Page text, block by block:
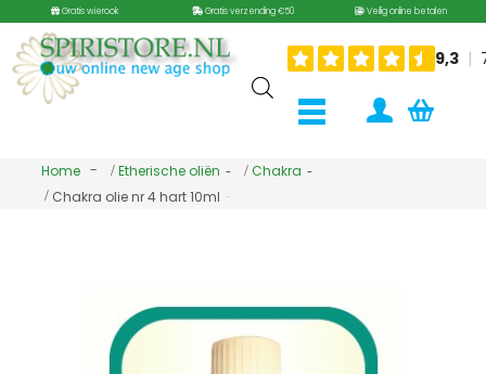
Gratis wierook Gratis verzending €50 Veilig online betalen
Home Etherische oliën
Chakra
Chakra olie nr 4 hart 10ml